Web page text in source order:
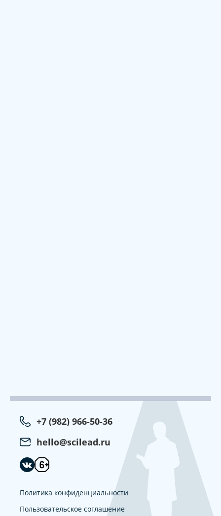
+7 (982) 966-50-36
hello@scilead.ru
Политика конфиденциальности
Пользовательское соглашение